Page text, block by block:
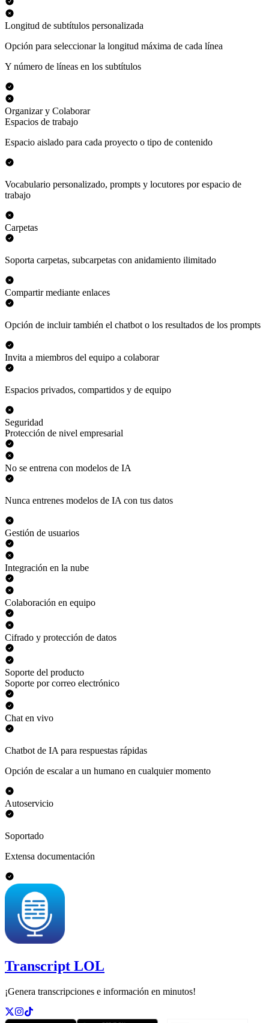
Longitud de subtítulos personalizada
Opción para seleccionar la longitud máxima de cada línea
Y número de líneas en los subtítulos
Organizar y Colaborar
Espacios de trabajo
Espacio aislado para cada proyecto o tipo de contenido
Vocabulario personalizado, prompts y locutores por espacio de
trabajo
Carpetas
Soporta carpetas, subcarpetas con anidamiento ilimitado
Compartir mediante enlaces
Opción de incluir también el chatbot o los resultados de los prompts
Invita a miembros del equipo a colaborar
Espacios privados, compartidos y de equipo
Seguridad
Protección de nivel empresarial
No se entrena con modelos de IA
Nunca entrenes modelos de IA con tus datos
Gestión de usuarios
Integración en la nube
Colaboración en equipo
Cifrado y protección de datos
Soporte del producto
Soporte por correo electrónico
Chat en vivo
Chatbot de IA para respuestas rápidas
Opción de escalar a un humano en cualquier momento
Autoservicio
Soportado
Extensa documentación
Transcript LOL
¡Genera transcripciones e información en minutos!